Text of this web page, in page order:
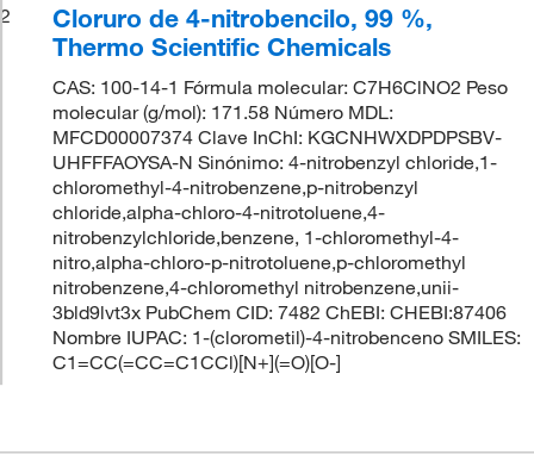
2
Cloruro de 4-nitrobencilo, 99 %,
Thermo Scientific Chemicals
CAS: 100-14-1 Fórmula molecular: C7H6ClNO2 Peso
molecular (g/mol): 171.58 Número MDL:
MFCD00007374 Clave InChI: KGCNHWXDPDPSBV-
UHFFFAOYSA-N Sinónimo: 4-nitrobenzyl chloride,1-
chloromethyl-4-nitrobenzene,p-nitrobenzyl
chloride,alpha-chloro-4-nitrotoluene,4-
nitrobenzylchloride,benzene, 1-chloromethyl-4-
nitro,alpha-chloro-p-nitrotoluene,p-chloromethyl
nitrobenzene,4-chloromethyl nitrobenzene,unii-
3bld9lvt3x PubChem CID: 7482 ChEBI: CHEBI:87406
Nombre IUPAC: 1-(clorometil)-4-nitrobenceno SMILES:
C1=CC(=CC=C1CCl)[N+](=O)[O-]